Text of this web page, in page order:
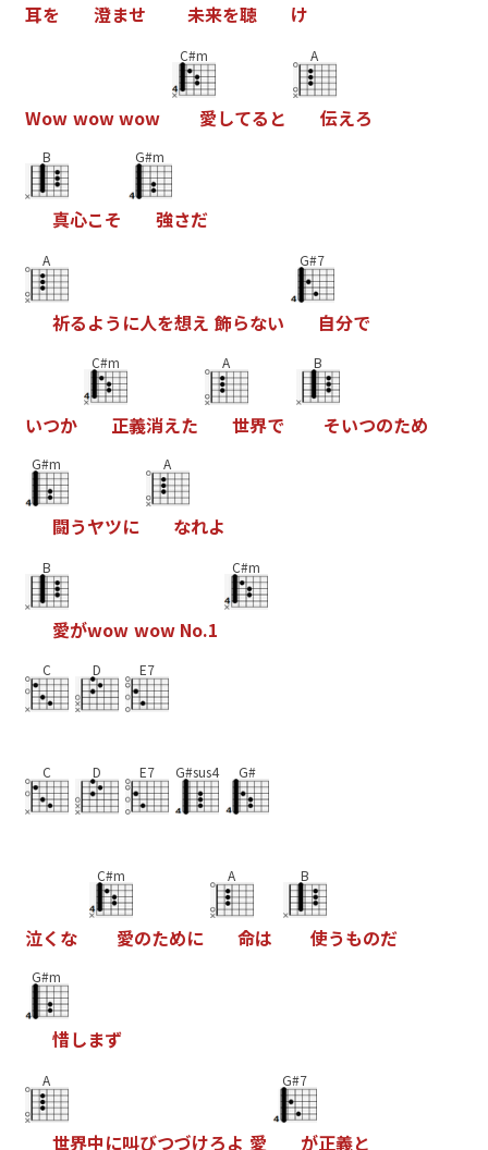
耳を 澄ませ 未来を聴 け
Wow wowwow
C#m
愛してる と
A
伝えろ
B
真心こそ
G#m
強さだ
A
祈るよう に人を想え 飾らない
G#7
自分で
いつか
C#m
正義消えた
A
世界で
B
そいつのため
G#m
闘うヤツに
A
なれよ
B
愛がwow wow No.1
C#m
C D E7
C D E7 G#sus4 G#
泣く な
C#m
愛のために
A
命は
B
使うものだ
G#m
惜しまず
A
世界中に叫びつづけろよ 愛
G#7
が正義と